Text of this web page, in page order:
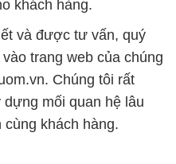
khách hàng.
và được tư vấn, quý
trang web của chúng
Chúng tôi rất
mối quan hệ lâu
khách hàng.